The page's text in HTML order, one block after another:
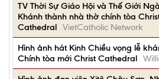
TV Thời Sự Giáo Hội và Thế Giới
Khánh thành nhà thờ chính tòa
Cathedral VietCatholic Network
Hình ảnh hát Kinh Chiều vọng lễ
Chính tòa mới Christ Cathedral